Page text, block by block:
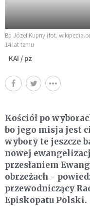
Bp Józef Kupny (fot.
14 lat temu
KAI / pz
Kościół po
bo jego misja jest
wybory te jeszcze
nowej
przesłaniem
obrzeżach -
przewodniczący
Episkopatu Polski.